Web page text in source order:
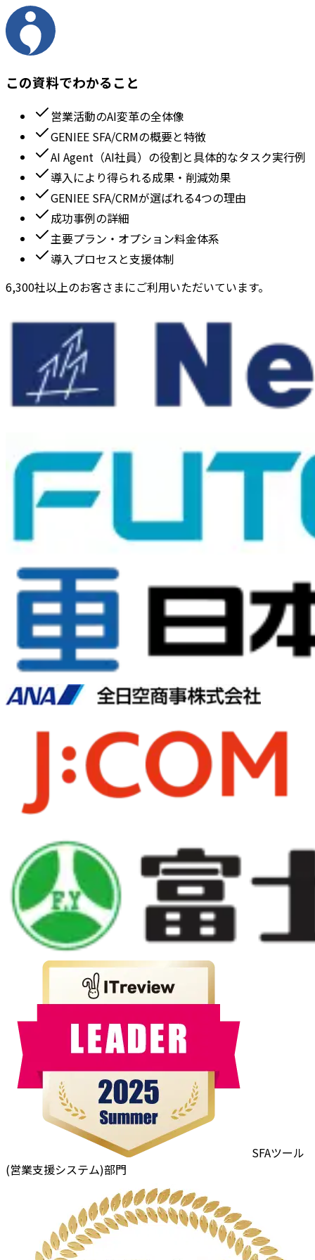
この資料でわかること
営業活動のAI変革の全体像
GENIEE SFA/CRMの概要と特徴
AI Agent（AI社員）の役割と具体的なタスク実行例
導入により得られる成果・削減効果
GENIEE SFA/CRMが選ばれる4つの理由
成功事例の詳細
主要プラン・オプション料金体系
導入プロセスと支援体制
6,300社以上のお客さまにご利用いただいています。
SFAツール
(営業支援システム)部門